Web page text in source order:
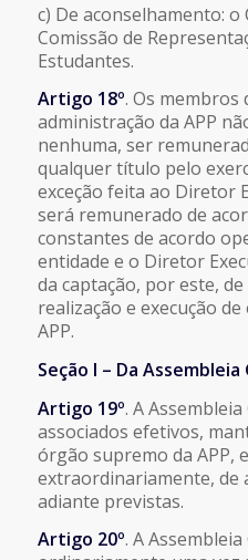
c) De aconselhamento:
Comissão de
Estudantes.
Artigo 18º. Os membros
administração da APP
nenhuma, ser
qualquer título pelo
exceção feita ao Diretor
será remunerado de
constantes de acordo
entidade e o Diretor
da captação, por este,
realização e execução
APP.
Seção I – Da Assembleia
Artigo 19º. A
associados efetivos,
órgão supremo da APP,
extraordinariamente, de
adiante previstas.
Artigo 20º. A